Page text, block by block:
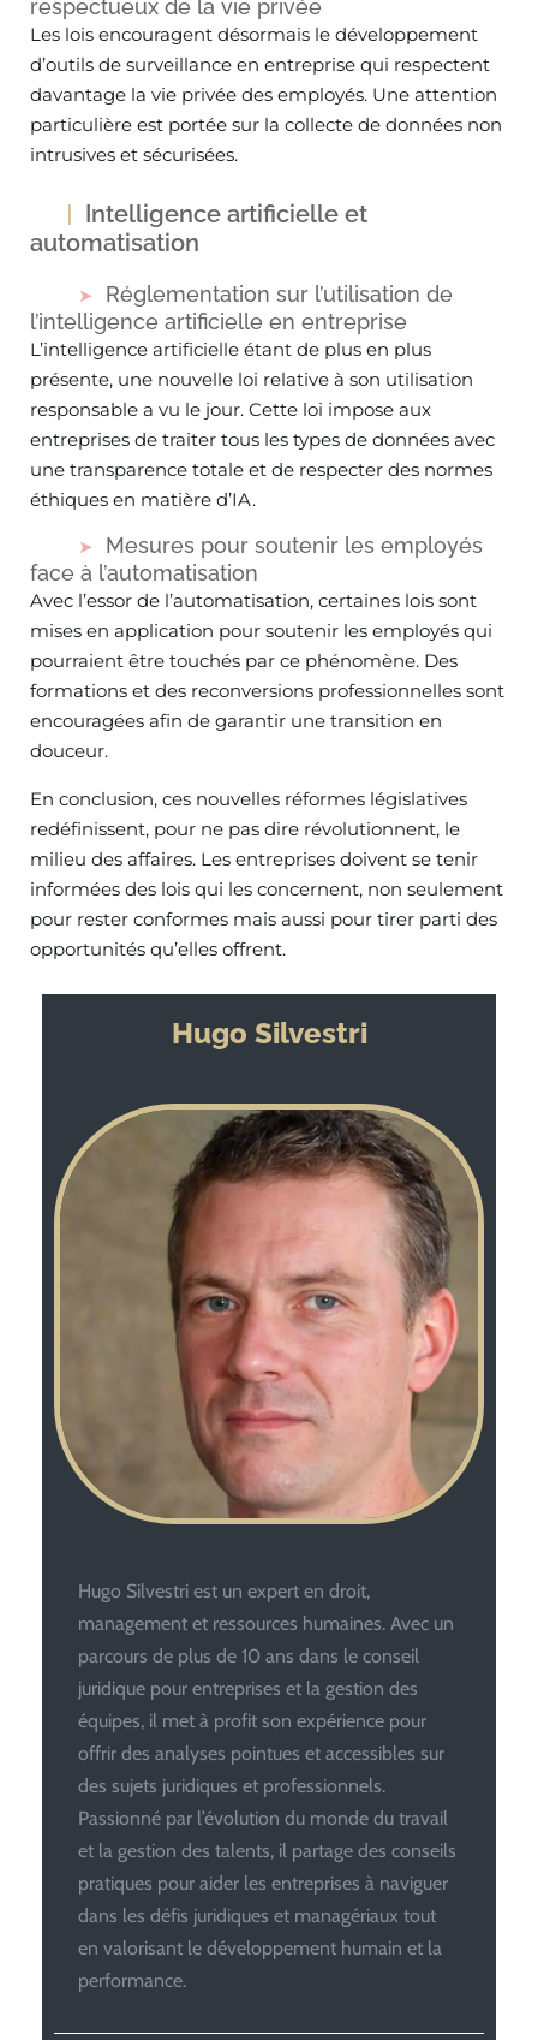
respectueux de la vie privée
Les lois encouragent désormais le développement
d’outils de surveillance en entreprise qui respectent
davantage la vie privée des employés. Une attention
particulière est portée sur la collecte de données non
intrusives et sécurisées.
Intelligence artificielle et
automatisation
Réglementation sur l’utilisation de
l’intelligence artificielle en entreprise
L’intelligence artificielle étant de plus en plus
présente, une nouvelle loi relative à son utilisation
responsable a vu le jour. Cette loi impose aux
entreprises de traiter tous les types de données avec
une transparence totale et de respecter des normes
éthiques en matière d’IA.
Mesures pour soutenir les employés
face à l’automatisation
Avec l’essor de l’automatisation, certaines lois sont
mises en application pour soutenir les employés qui
pourraient être touchés par ce phénomène. Des
formations et des reconversions professionnelles sont
encouragées afin de garantir une transition en
douceur.
En conclusion, ces nouvelles réformes législatives
redéfinissent, pour ne pas dire révolutionnent, le
milieu des affaires. Les entreprises doivent se tenir
informées des lois qui les concernent, non seulement
pour rester conformes mais aussi pour tirer parti des
opportunités qu’elles offrent.
Hugo Silvestri
Hugo Silvestri est un expert en droit,
management et ressources humaines. Avec un
parcours de plus de 10 ans dans le conseil
juridique pour entreprises et la gestion des
équipes, il met à profit son expérience pour
offrir des analyses pointues et accessibles sur
des sujets juridiques et professionnels.
Passionné par l’évolution du monde du travail
et la gestion des talents, il partage des conseils
pratiques pour aider les entreprises à naviguer
dans les défis juridiques et managériaux tout
en valorisant le développement humain et la
performance.